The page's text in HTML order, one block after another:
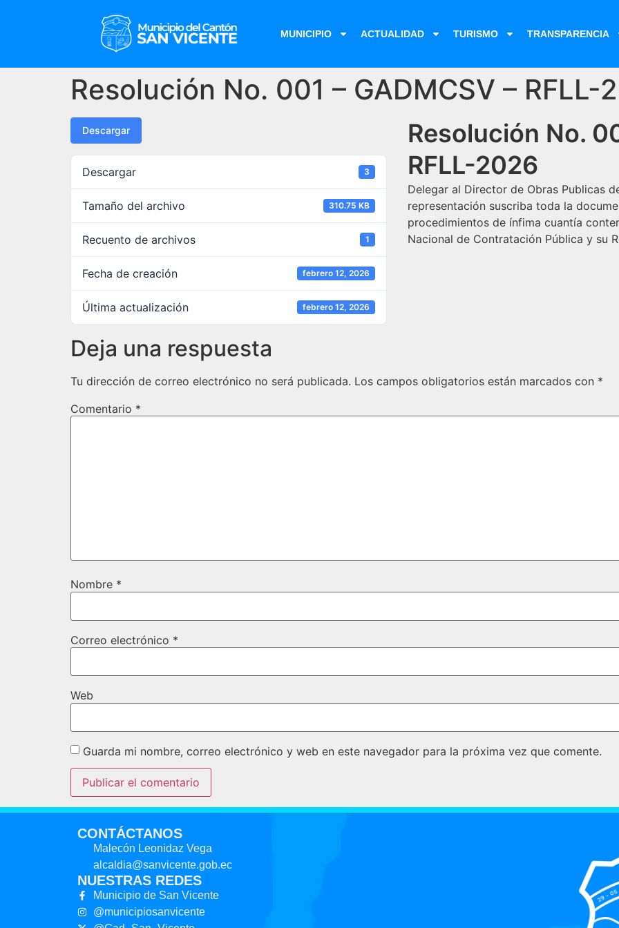
MUNICIPIO ACTUALIDAD TURISMO TRANSPARENCIA
Resolución No. 001 – GADMCSV – RFLL-
Descargar
Descargar 3
Tamaño del archivo 310.75 KB
Recuento de archivos 1
Fecha de creación febrero 12, 2026
Última actualización febrero 12, 2026
Resolución No.
RFLL-2026
Delegar al Director de Obras Publicas
representación suscriba toda la
procedimientos de ínfima cuantía
Nacional de Contratación Pública y su
Deja una respuesta
Tu dirección de correo electrónico no será publicada. Los campos obligatorios están marcados con *
Comentario *
Nombre *
Correo electrónico *
Web
Guarda mi nombre, correo electrónico y web en este navegador para la próxima vez que comente.
CONTÁCTANOS
Malecón Leonidaz Vega
alcaldia@sanvicente.gob.ec
NUESTRAS REDES
Municipio de San Vicente
@municipiosanvicente